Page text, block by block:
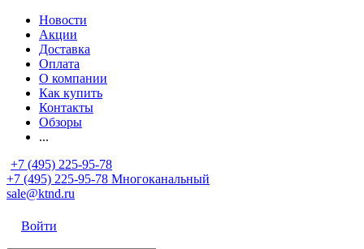
Новости
Акции
Доставка
Оплата
О компании
Как купить
Контакты
Обзоры
...
+7 (495) 225-95-78
+7 (495) 225-95-78 Многоканальный
sale@ktnd.ru
Войти